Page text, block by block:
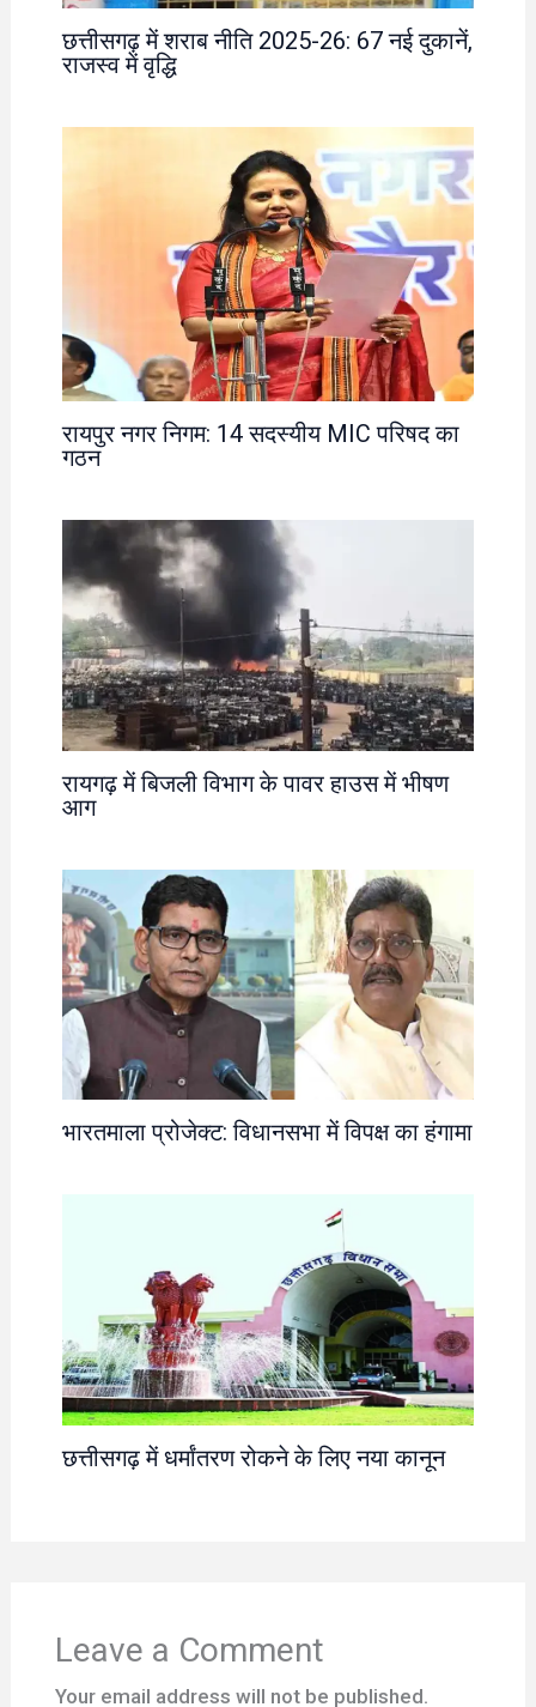
छत्तीसगढ़ में शराब नीति 2025-26: 67 नई दुकानें,
राजस्व में वृद्धि
रायपुर नगर निगम: 14 सदस्यीय MIC परिषद का
गठन
रायगढ़ में बिजली विभाग के पावर हाउस में भीषण
आग
भारतमाला प्रोजेक्ट: विधानसभा में विपक्ष का हंगामा
छत्तीसगढ़ में धर्मांतरण रोकने के लिए नया कानून
Leave a Comment
Your email address will not be published.